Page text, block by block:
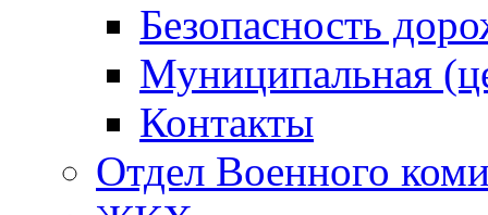
Безопасность
Муниципальная
Контакты
Отдел Военного